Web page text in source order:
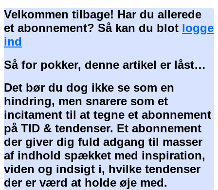
Velkommen tilbage! Har du allerede
et abonnement? Så kan du blot logge
ind
Så for pokker, denne artikel er låst…
Det bør du dog ikke se som en
hindring, men snarere som et
incitament til at tegne et abonnement
på TID & tendenser. Et abonnement
der giver dig fuld adgang til masser
af indhold spækket med inspiration,
viden og indsigt i, hvilke tendenser
der er værd at holde øje med.